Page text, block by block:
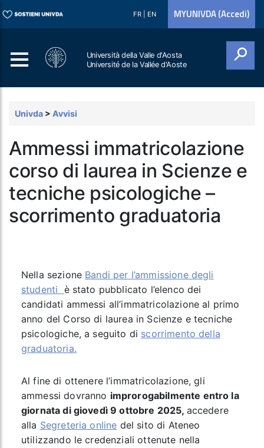
FR EN MYUNIVDA (Accedi)
Università della Valle d'Aosta
Université de la Vallée d'Aoste
Univda > Avvisi
Ammessi immatricolazione
corso di laurea in Scienze e
tecniche psicologiche –
scorrimento graduatoria
Nella sezione Bandi per l’ammissione degli
studenti è stato pubblicato l’elenco dei
candidati ammessi all’immatricolazione al primo
anno del Corso di laurea in Scienze e tecniche
psicologiche, a seguito di scorrimento della
graduatoria.
Al fine di ottenere l’immatricolazione, gli
ammessi dovranno improrogabilmente entro la
giornata di giovedì 9 ottobre 2025, accedere
alla Segreteria online del sito di Ateneo
utilizzando le credenziali ottenute nella